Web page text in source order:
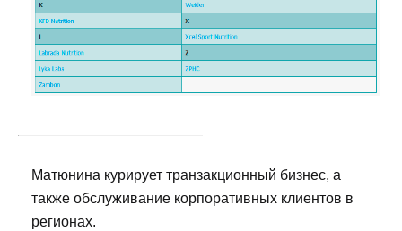
Матюнина курирует транзакционный бизнес, а
также обслуживание корпоративных клиентов в
регионах.